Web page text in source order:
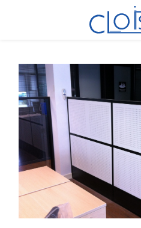
Panneau de gestion des cookies